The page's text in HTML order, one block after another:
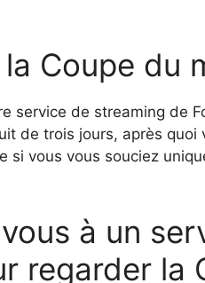
Coupe du
service de streaming de
de trois jours, après quoi
si vous vous souciez
à un
regarder la